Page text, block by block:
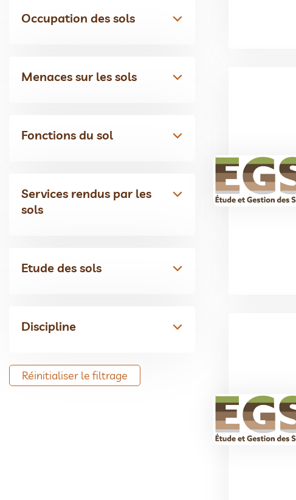
Occupation des sols
Menaces sur les sols
Fonctions du sol
Services rendus par les
sols
Etude des sols
Discipline
Réinitialiser le filtrage